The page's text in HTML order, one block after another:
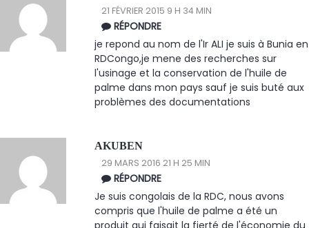
21 FÉVRIER 2015 9 H 34 MIN
RÉPONDRE
je repond au nom de l'Ir ALI je suis à Bunia en
RDCongo,je mene des recherches sur
l'usinage et la conservation de l'huile de
palme dans mon pays sauf je suis buté aux
problèmes des documentations
AKUBEN
29 MARS 2016 21 H 25 MIN
RÉPONDRE
Je suis congolais de la RDC, nous avons
compris que l'huile de palme a été un
produit qui faisait la fierté de l'économie du